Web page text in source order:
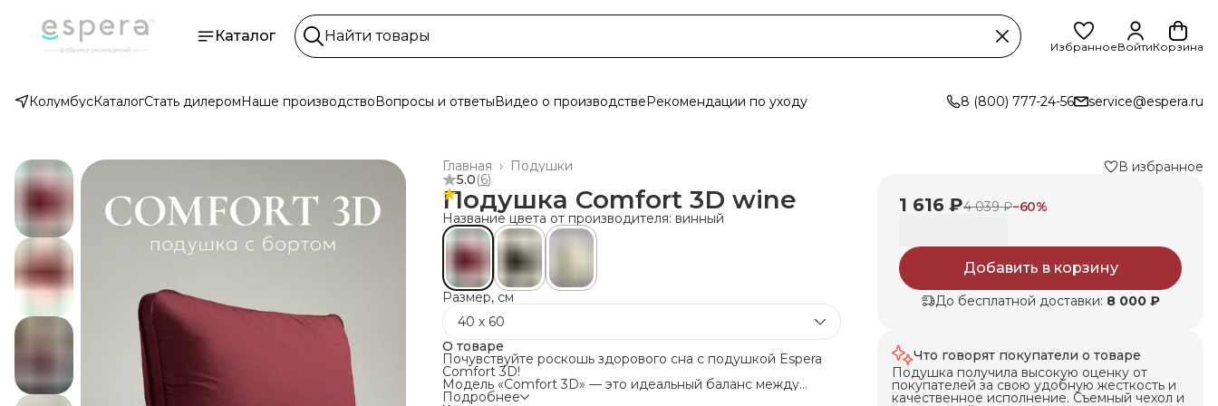
Каталог
ИзбранноеВойтиКорзина
КолумбусКаталогСтать дилеромНаше производствоВопросы и ответыВидео о производствеРекомендации по уходу 8 (800) 777-24-56 service@espera.ru
Подушки
Главная ›
5.0(6)
Подушка Comfort 3D wine
Название цвета от производителя: винный
Размер, см
40 х 60
О товаре
Почувствуйте роскошь здорового сна с подушкой Espera
Comfort 3D!
Модель «Comfort 3D» — это идеальный баланс между
классическим уютом и инновационным подходом к отдыху.
Подробнее
В избранное
1 616 ₽4 039 ₽−60%
Добавить в корзину
До бесплатной доставки: 8 000 ₽
Что говорят покупатели о товаре
Подушка получила высокую оценку от
покупателей за свою удобную жесткость и
качественное исполнение. Съемный чехол и